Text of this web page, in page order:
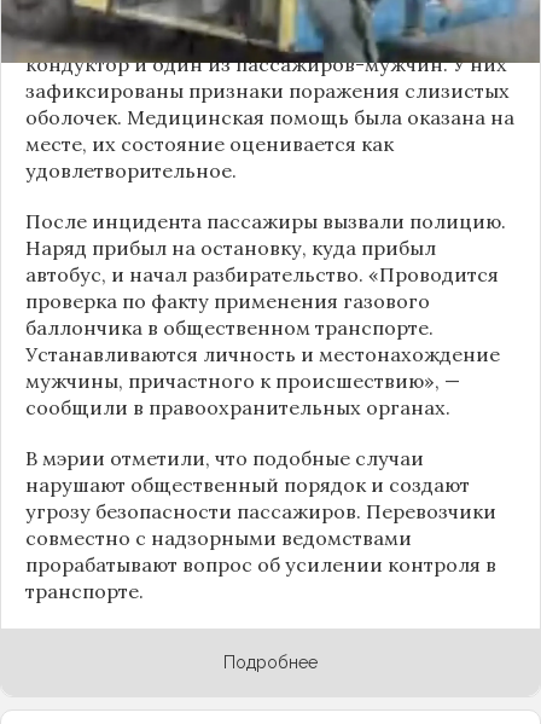
По предварительным данным, пострадали
кондуктор и один из пассажиров-мужчин. У них
зафиксированы признаки поражения слизистых
оболочек. Медицинская помощь была оказана на
месте, их состояние оценивается как
удовлетворительное.
После инцидента пассажиры вызвали полицию.
Наряд прибыл на остановку, куда прибыл
автобус, и начал разбирательство. «Проводится
проверка по факту применения газового
баллончика в общественном транспорте.
Устанавливаются личность и местонахождение
мужчины, причастного к происшествию», —
сообщили в правоохранительных органах.
В мэрии отметили, что подобные случаи
нарушают общественный порядок и создают
угрозу безопасности пассажиров. Перевозчики
совместно с надзорными ведомствами
прорабатывают вопрос об усилении контроля в
транспорте.
Подробнее